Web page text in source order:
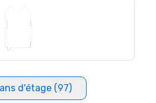
d'étage (97)